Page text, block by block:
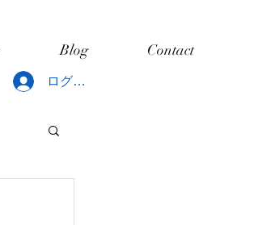
Blog Contact
ログイン